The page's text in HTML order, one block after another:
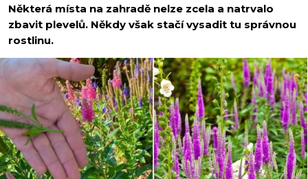
Některá místa na zahradě nelze zcela a natrvalo
zbavit plevelů. Někdy však stačí vysadit tu správnou
rostlinu.